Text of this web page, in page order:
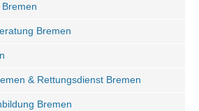
Bremen
& Rettungsdienst Bremen
Bremen